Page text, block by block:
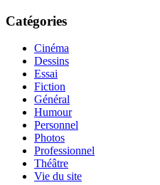
Catégories
Cinéma
Dessins
Essai
Fiction
Général
Humour
Personnel
Photos
Professionnel
Théâtre
Vie du site